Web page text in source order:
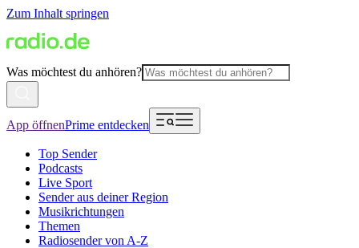
Zum Inhalt springen
Was möchtest du anhören?
App öffnenPrime entdecken
Top Sender
Podcasts
Live Sport
Sender aus deiner Region
Musikrichtungen
Themen
Radiosender von A-Z